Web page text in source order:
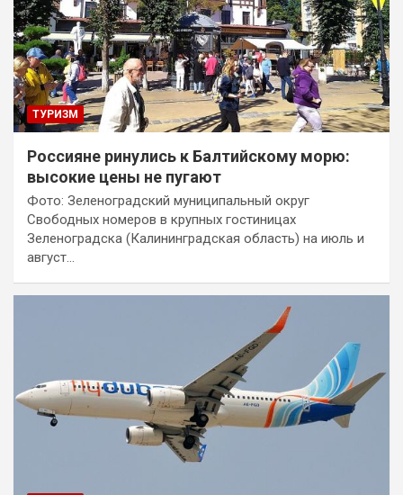
ТУРИЗМ
Россияне ринулись к Балтийскому морю:
высокие цены не пугают
Фото: Зеленоградский муниципальный округ
Свободных номеров в крупных гостиницах
Зеленоградска (Калининградская область) на июль и
август…